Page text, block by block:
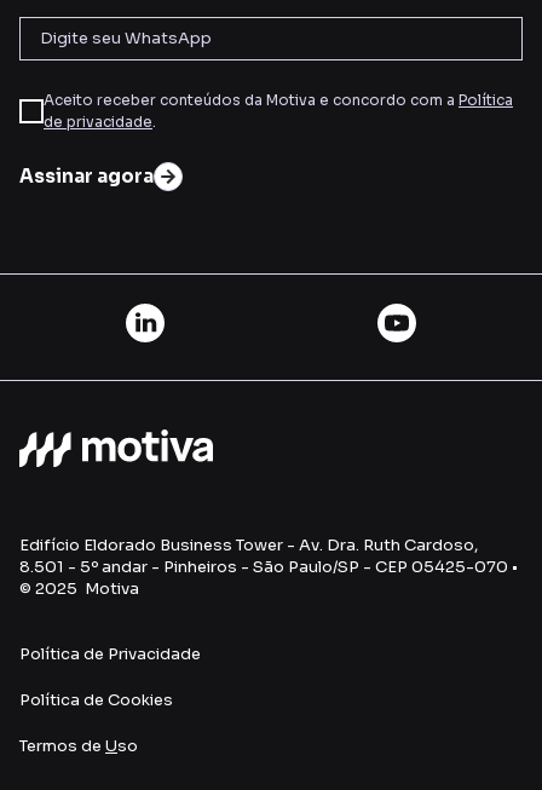
Aceito receber conteúdos da Motiva e concordo com a Política
de privacidade.
Assinar agora
Edifício Eldorado Business Tower - Av. Dra. Ruth Cardoso,
8.501 - 5º andar - Pinheiros - São Paulo/SP - CEP 05425-070 •
© 2025 Motiva
Política de Privacidade
Política de Cookies
Termos de Uso